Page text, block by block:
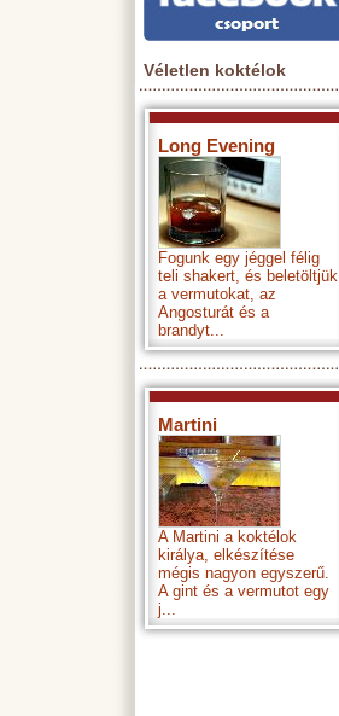
Véletlen koktélok
Long Evening
Fogunk egy jéggel félig
teli shakert, és beletöltjük
a vermutokat, az
Angosturát és a
brandyt...
Martini
A Martini a koktélok
királya, elkészítése
mégis nagyon egyszerű.
A gint és a vermutot egy
j...